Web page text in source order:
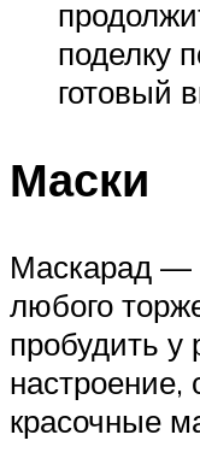
поделку
готовый
Маски
Маскарад —
любого
пробудить у
красочные